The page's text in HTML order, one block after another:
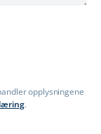
opplysningene
.